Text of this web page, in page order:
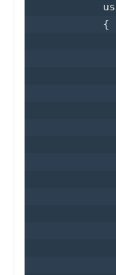
            {